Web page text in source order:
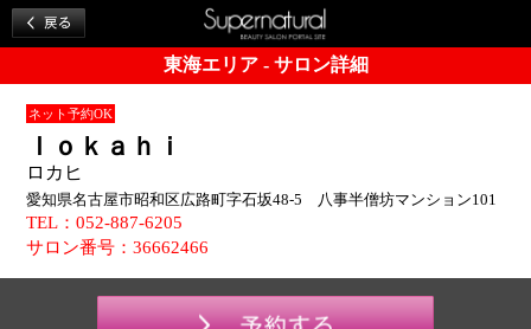
東海エリア - サロン詳細
ネット予約OK
ｌｏｋａｈｉ
ロカヒ
愛知県名古屋市昭和区広路町字石坂48-5 八事半僧坊マンション101
TEL：052-887-6205
サロン番号：36662466